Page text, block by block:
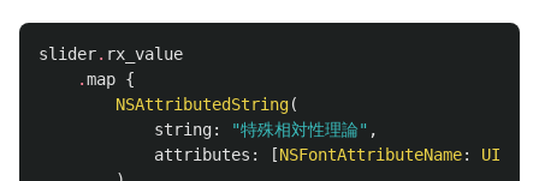
slider. rx_value
.map {
NSAttributedString(
string: "特殊相対性理論" ,
attributes : [NSFontAttributeName:
UIFont